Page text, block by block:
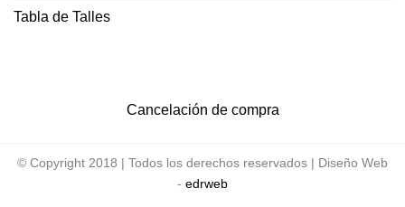
Tabla de Talles
Cancelación de compra
© Copyright 2018 | Todos los derechos reservados | Diseño Web
- edrweb